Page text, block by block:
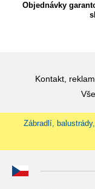
Objednávky
Kontakt,
Zábradlí,